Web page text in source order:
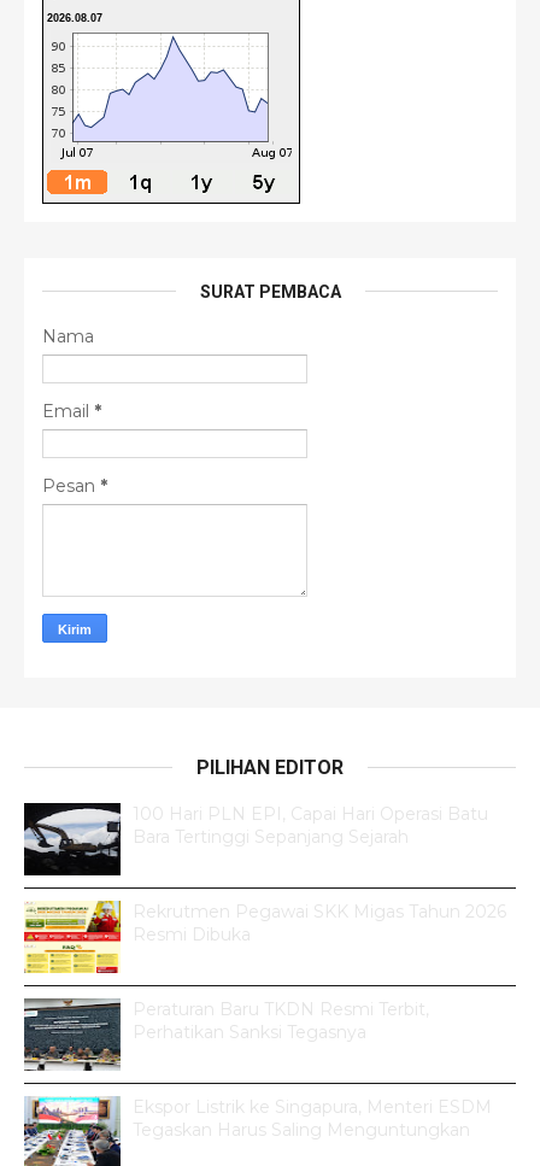
2026.08.07
SURAT PEMBACA
Nama
Email *
Pesan *
PILIHAN EDITOR
100 Hari PLN EPI, Capai Hari Operasi Batu
Bara Tertinggi Sepanjang Sejarah
Rekrutmen Pegawai SKK Migas Tahun 2026
Resmi Dibuka
Peraturan Baru TKDN Resmi Terbit,
Perhatikan Sanksi Tegasnya
Ekspor Listrik ke Singapura, Menteri ESDM
Tegaskan Harus Saling Menguntungkan